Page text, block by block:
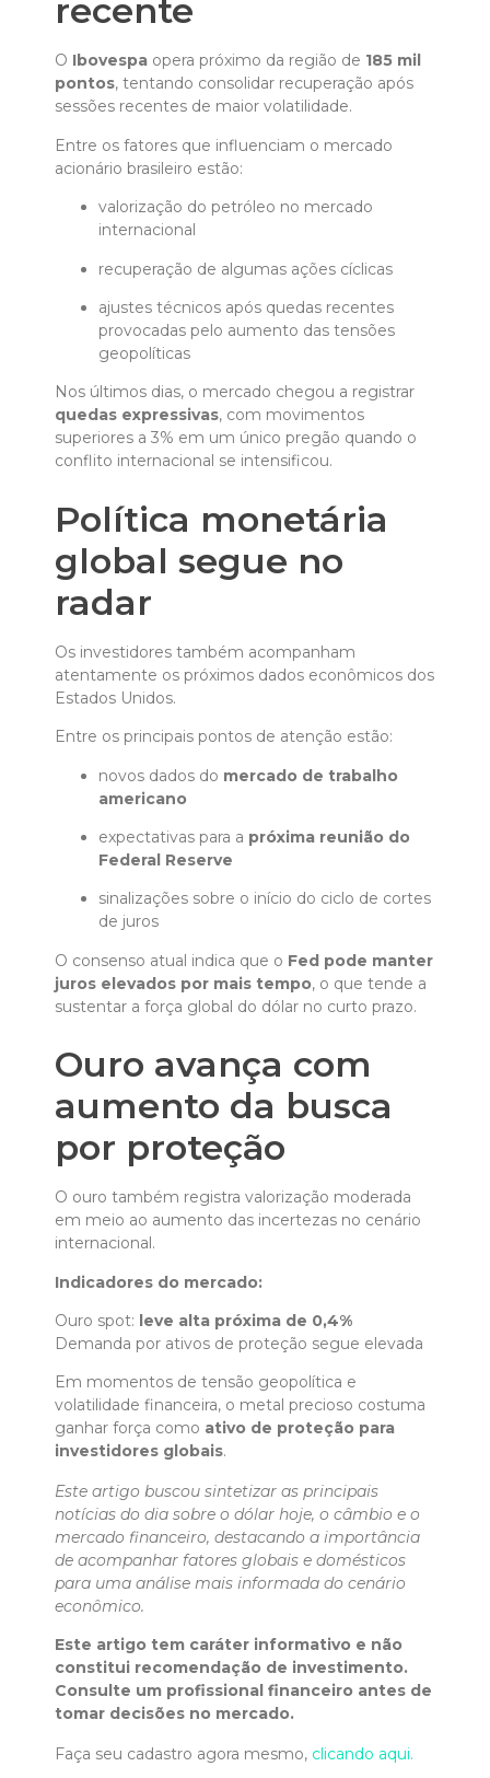
recente
O Ibovespa opera próximo da região de 185 mil
pontos, tentando consolidar recuperação após
sessões recentes de maior volatilidade.
Entre os fatores que influenciam o mercado
acionário brasileiro estão:
valorização do petróleo no mercado
internacional
recuperação de algumas ações cíclicas
ajustes técnicos após quedas recentes
provocadas pelo aumento das tensões
geopolíticas
Nos últimos dias, o mercado chegou a registrar
quedas expressivas, com movimentos
superiores a 3% em um único pregão quando o
conflito internacional se intensificou.
Política monetária
global segue no
radar
Os investidores também acompanham
atentamente os próximos dados econômicos dos
Estados Unidos.
Entre os principais pontos de atenção estão:
novos dados do mercado de trabalho
americano
expectativas para a próxima reunião do
Federal Reserve
sinalizações sobre o início do ciclo de cortes
de juros
O consenso atual indica que o Fed pode manter
juros elevados por mais tempo, o que tende a
sustentar a força global do dólar no curto prazo.
Ouro avança com
aumento da busca
por proteção
O ouro também registra valorização moderada
em meio ao aumento das incertezas no cenário
internacional.
Indicadores do mercado:
Ouro spot: leve alta próxima de 0,4%
Demanda por ativos de proteção segue elevada
Em momentos de tensão geopolítica e
volatilidade financeira, o metal precioso costuma
ganhar força como ativo de proteção para
investidores globais.
Este artigo buscou sintetizar as principais
notícias do dia sobre o dólar hoje, o câmbio e o
mercado financeiro, destacando a importância
de acompanhar fatores globais e domésticos
para uma análise mais informada do cenário
econômico.
Este artigo tem caráter informativo e não
constitui recomendação de investimento.
Consulte um profissional financeiro antes de
tomar decisões no mercado.
Faça seu cadastro agora mesmo, clicando aqui.